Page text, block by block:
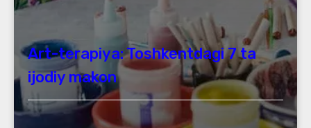
Art-terapiya: Toshkentdagi 7 ta
ijodiy makon